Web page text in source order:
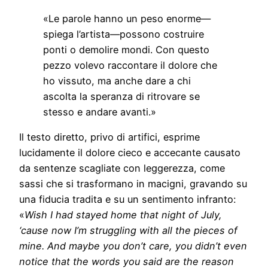
«Le parole hanno un peso enorme—
spiega l’artista—possono costruire
ponti o demolire mondi. Con questo
pezzo volevo raccontare il dolore che
ho vissuto, ma anche dare a chi
ascolta la speranza di ritrovare se
stesso e andare avanti.»
Il testo diretto, privo di artifici, esprime
lucidamente il dolore cieco e accecante causato
da sentenze scagliate con leggerezza, come
sassi che si trasformano in macigni, gravando su
una fiducia tradita e su un sentimento infranto:
«Wish I had stayed home that night of July,
‘cause now I’m struggling with all the pieces of
mine. And maybe you don’t care, you didn’t even
notice that the words you said are the reason